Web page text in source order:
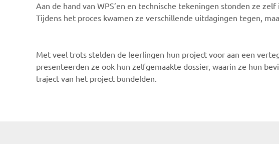
Aan de hand van WPS’en en technische tekeningen stonden ze
Tijdens het proces kwamen ze verschillende uitdagingen tegen,
Met veel trots stelden de leerlingen hun project voor aan een
presenteerden ze ook hun zelfgemaakte dossier, waarin ze hun
traject van het project bundelden.